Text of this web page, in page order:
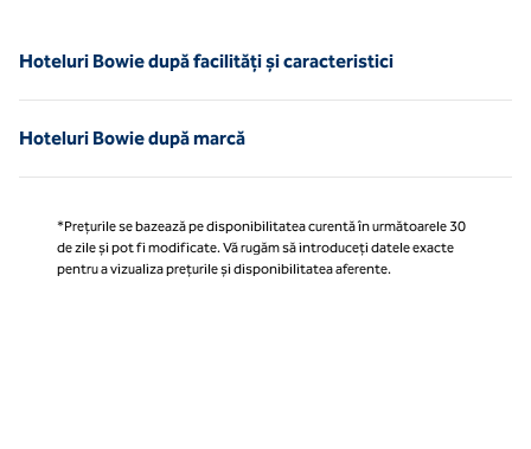
Hoteluri Bowie după facilități și caracteristici
Hoteluri Bowie după marcă
*Prețurile se bazează pe disponibilitatea curentă în următoarele 30
de zile și pot fi modificate. Vă rugăm să introduceți datele exacte
pentru a vizualiza prețurile și disponibilitatea aferente.